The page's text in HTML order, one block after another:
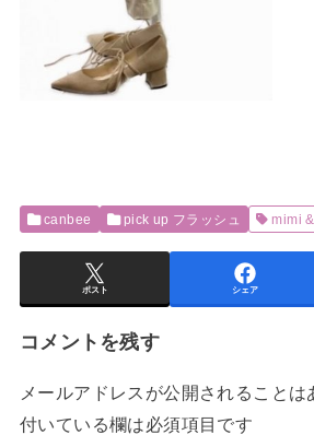
canbee pick up フラッシュ mimi
ポスト シェア
コメントを残す
メールアドレスが公開されることは
付いている欄は必須項目です